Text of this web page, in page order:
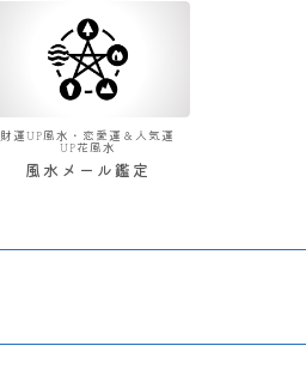
財運UP風水・恋愛運＆人気運
UP花風水
風水メール鑑定